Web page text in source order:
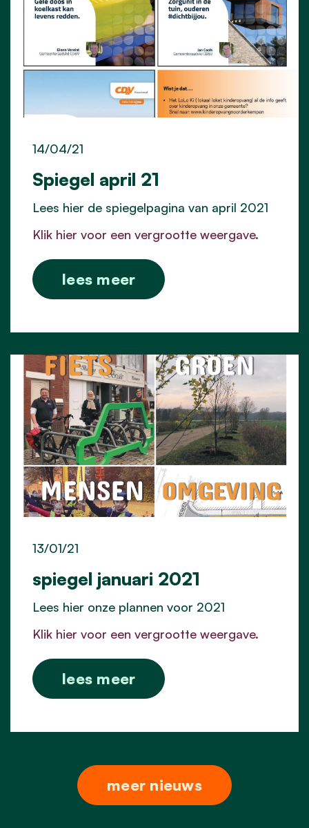
Spiegel april 21
14/04/21
Lees hier de spiegelpagina van april 2021
Klik hier voor een vergrootte weergave.
lees meer
spiegel januari 2021
13/01/21
Lees hier onze plannen voor 2021
Klik hier voor een vergrootte weergave.
lees meer
meer nieuws